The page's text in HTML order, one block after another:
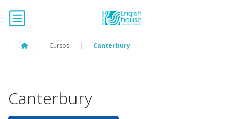
| Cursos | Canterbury
Canterbury